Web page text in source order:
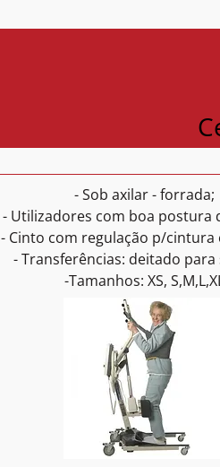
- Sob axilar - forrada;
- Utilizadores com boa postura
- Cinto com regulação p/cintura
- Transferências: deitado
-Tamanhos: XS,